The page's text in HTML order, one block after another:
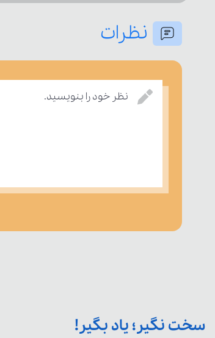
نظرات
نظر خود را بنویسید.
سخت نگیر؛ یاد بگیر!